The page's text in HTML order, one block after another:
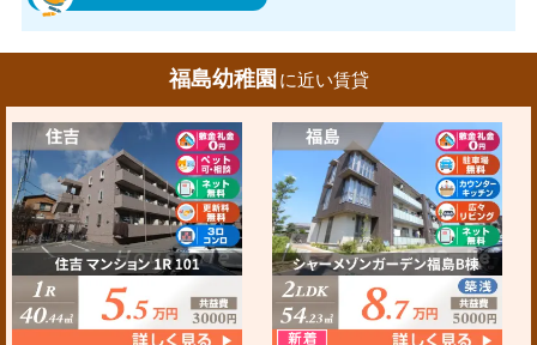
福島幼稚園 に近い賃貸